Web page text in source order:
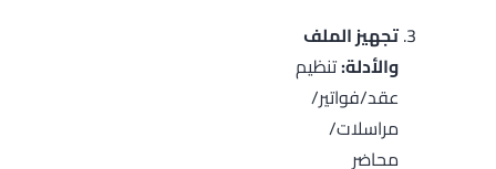
تجهيز الملف
والأدلة:تنظيم
عقد/فواتير/
مراسلات/
محاضر